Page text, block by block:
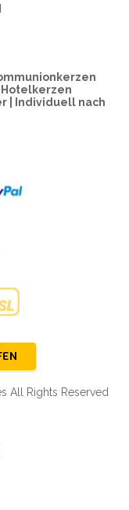
| Individuell nach
All Rights Reserved